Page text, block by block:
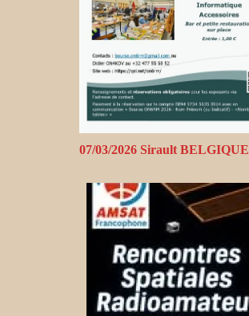
07/03/2026 Sirault BELGIQUE